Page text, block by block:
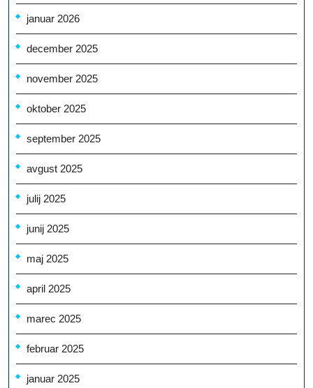
januar 2026
december 2025
november 2025
oktober 2025
september 2025
avgust 2025
julij 2025
junij 2025
maj 2025
april 2025
marec 2025
februar 2025
januar 2025